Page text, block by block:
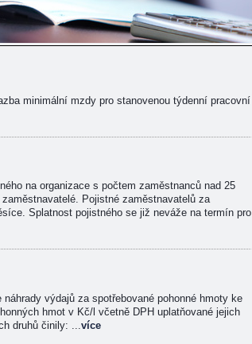
minimální mzdy pro stanovenou týdenní pracovní
na organizace s počtem zaměstnanců nad 25
Pojistné zaměstnavatelů za
Splatnost pojistného se již neváže na termín pro
výdajů za spotřebované pohonné hmoty ke
hmot v Kč/l včetně DPH uplatňované jejich
druhů činily: ...více